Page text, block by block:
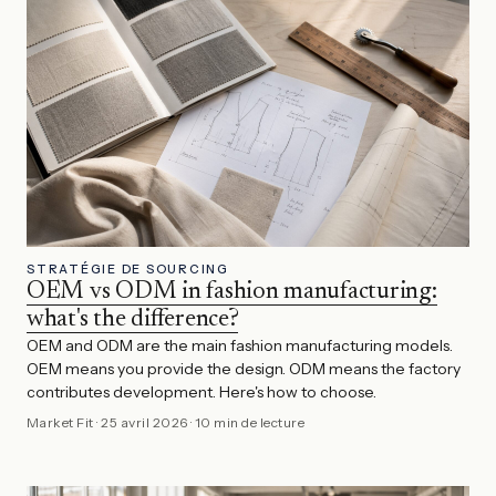
STRATÉGIE DE SOURCING
OEM vs ODM in fashion manufacturing:
what's the difference?
OEM and ODM are the main fashion manufacturing models.
OEM means you provide the design. ODM means the factory
contributes development. Here's how to choose.
Market Fit ·25 avril 2026 · 10 min de lecture